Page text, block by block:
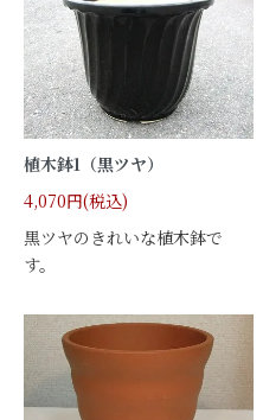
植木鉢1（黒ツヤ）
4,070円(税込)
黒ツヤのきれいな植木鉢で
す。